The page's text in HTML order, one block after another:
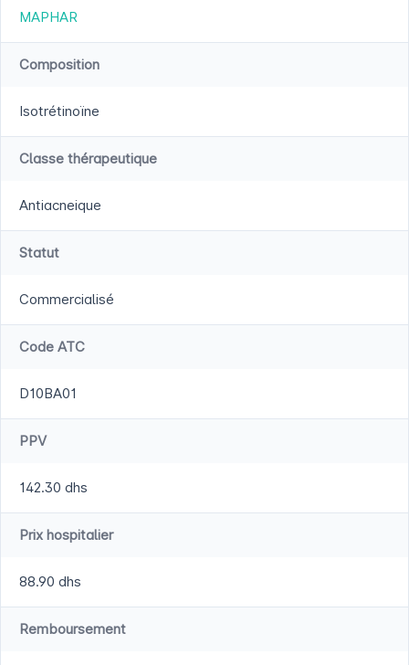
MAPHAR
Composition
Isotrétinoïne
Classe thérapeutique
Antiacneique
Statut
Commercialisé
Code ATC
D10BA01
PPV
142.30 dhs
Prix hospitalier
88.90 dhs
Remboursement